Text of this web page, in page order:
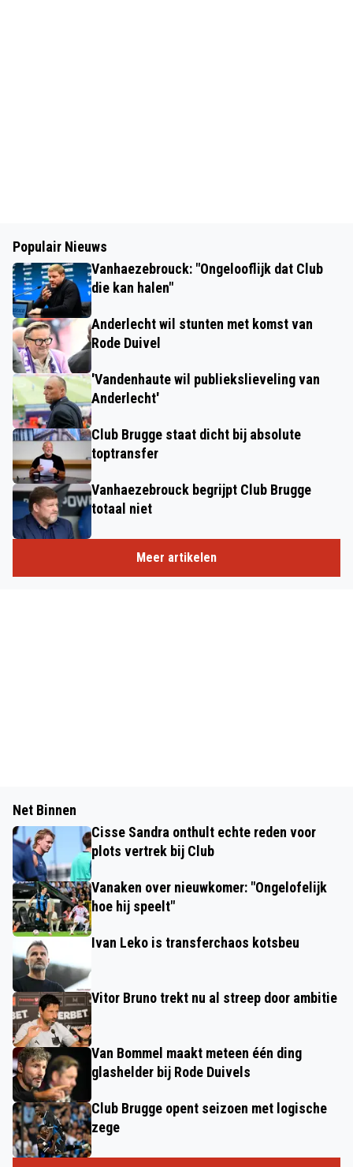
Populair Nieuws
Vanhaezebrouck: "Ongelooflijk dat Club
die kan halen"
Anderlecht wil stunten met komst van
Rode Duivel
'Vandenhaute wil publiekslieveling van
Anderlecht'
Club Brugge staat dicht bij absolute
toptransfer
Vanhaezebrouck begrijpt Club Brugge
totaal niet
Meer artikelen
Net Binnen
Cisse Sandra onthult echte reden voor
plots vertrek bij Club
Vanaken over nieuwkomer: "Ongelofelijk
hoe hij speelt"
Ivan Leko is transferchaos kotsbeu
Vitor Bruno trekt nu al streep door ambitie
Van Bommel maakt meteen één ding
glashelder bij Rode Duivels
Club Brugge opent seizoen met logische
zege